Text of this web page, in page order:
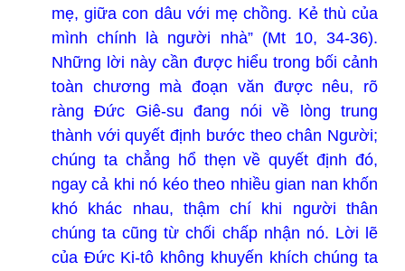
mẹ, giữa con dâu với mẹ chồng. Kẻ thù của
mình chính là người nhà” (Mt 10, 34-36).
Những lời này cần được hiểu trong bối cảnh
toàn chương mà đoạn văn được nêu, rõ
ràng Đức Giê-su đang nói về lòng trung
thành với quyết định bước theo chân Người;
chúng ta chẳng hổ thẹn về quyết định đó,
ngay cả khi nó kéo theo nhiều gian nan khốn
khó khác nhau, thậm chí khi người thân
chúng ta cũng từ chối chấp nhận nó. Lời lẽ
của Đức Ki-tô không khuyến khích chúng ta